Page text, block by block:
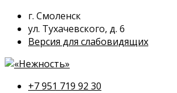
г. Смоленск
ул. Тухачевского, д. 6
Версия для слабовидящих
+7 951 719 92 30